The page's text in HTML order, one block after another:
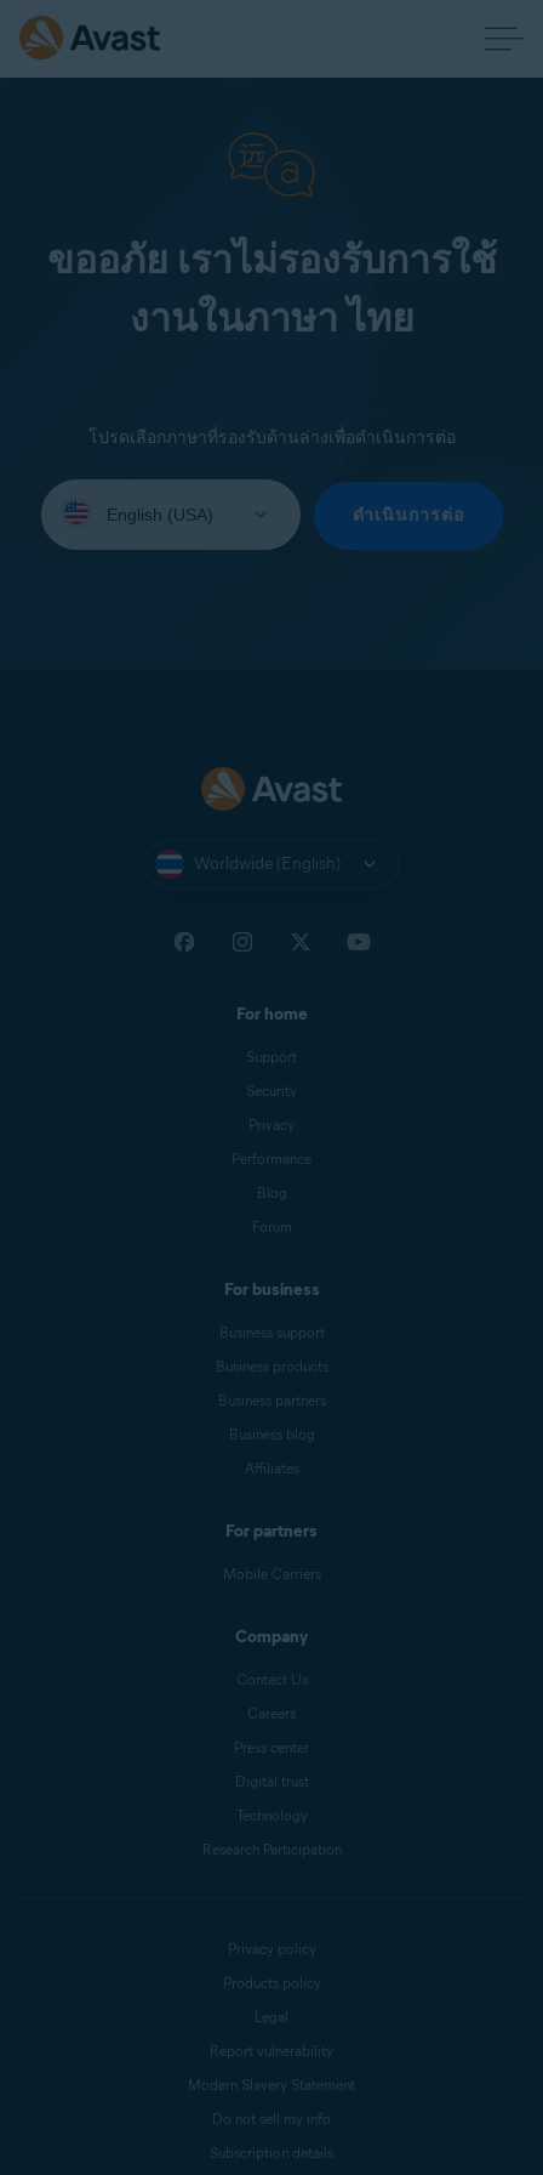
ขออภัย เราไม่รองรับการใช้
งานในภาษา ไทย
โปรดเลือกภาษาที่รองรับด้านล่างเพื่อดำเนินการต่อ
your
ดำเนินการต่อ
Worldwide (English)
For home
Support
Security
Privacy
Performance
Blog
Forum
For business
Business support
Business products
Business partners
Business blog
Affiliates
For partners
Mobile Carriers
Company
Contact Us
Careers
Press center
Digital trust
Technology
Research Participation
Privacy policy
Products policy
Legal
Report vulnerability
Modern Slavery Statement
Do not sell my info
Subscription details